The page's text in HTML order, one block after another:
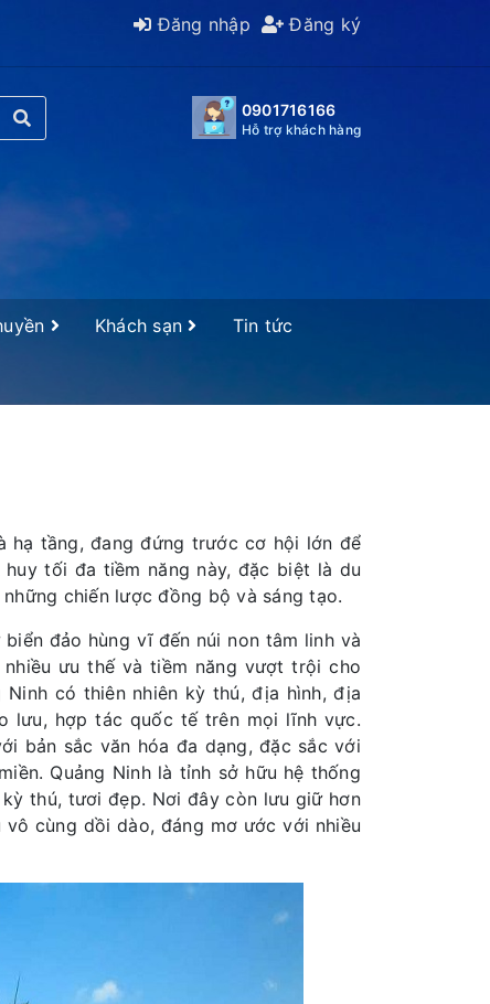
Đăng nhập Đăng ký
0901716166
Hỗ trợ khách hàng
Khách sạn Tin tức
hạ tầng, đang đứng trước cơ hội lớn để
tối đa tiềm năng này, đặc biệt là du
chiến lược đồng bộ và sáng tạo.
đảo hùng vĩ đến núi non tâm linh và
ưu thế và tiềm năng vượt trội cho
có thiên nhiên kỳ thú, địa hình, địa
lưu, hợp tác quốc tế trên mọi lĩnh vực.
bản sắc văn hóa đa dạng, đặc sắc với
Quảng Ninh là tỉnh sở hữu hệ thống
thú, tươi đẹp. Nơi đây còn lưu giữ hơn
cùng dồi dào, đáng mơ ước với nhiều